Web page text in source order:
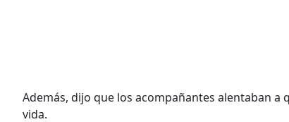
Además, dijo que los acompañantes alentaban
vida.